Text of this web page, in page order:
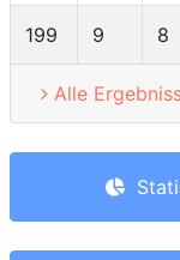
199 9 8
Alle